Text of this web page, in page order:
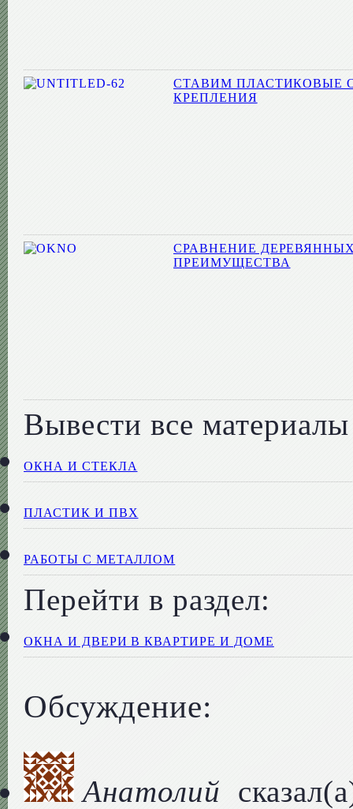
СТАВИМ ПЛАСТИКОВЫЕ
КРЕПЛЕНИЯ
СРАВНЕНИЕ
ПРЕИМУЩЕСТВА
Вывести все
ОКНА И СТЕКЛА
ПЛАСТИК И ПВХ
РАБОТЫ С МЕТАЛЛОМ
Перейти в раздел:
ОКНА И ДВЕРИ В КВАРТИРЕ И ДОМЕ
Обсуждение:
Анатолий